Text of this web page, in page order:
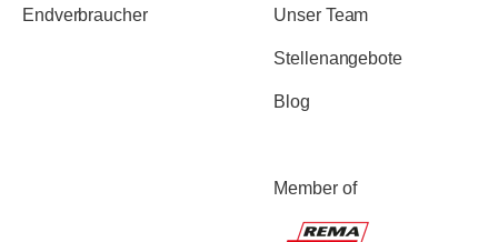
Endverbraucher Unser Team
Stellenangebote
Blog
Member of